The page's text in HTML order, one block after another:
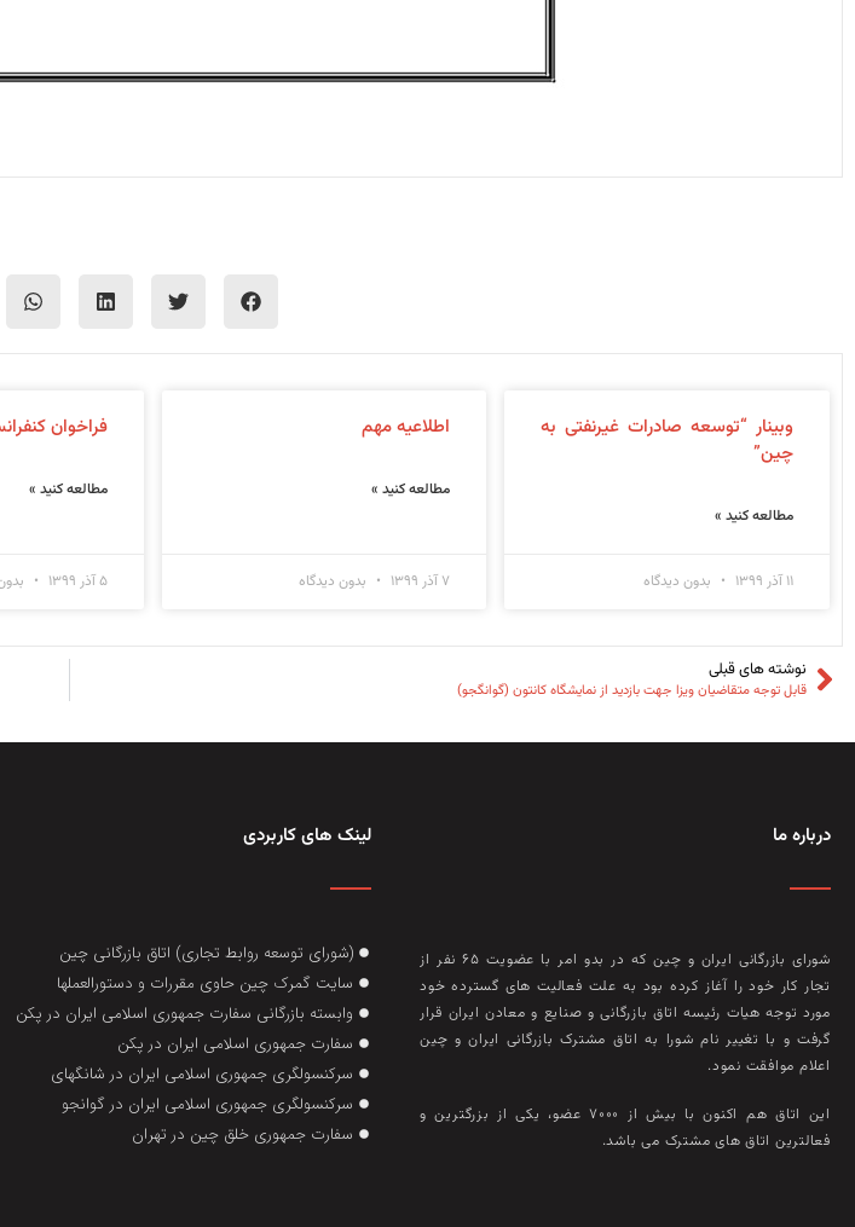
وبینار “توسعه صادرات غیرنفتی به
چین”
مطالعه کنید »
۱۱ آذر ۱۳۹۹ بدون دیدگاه
اطلاعیه مهم
مطالعه کنید »
۷ آذر ۱۳۹۹ بدون دیدگاه
فراخوان
مطالعه کنید »
۵ آذر ۱۳۹۹
نوشته های قبلی
قابل توجه متقاضیان ویزا جهت بازدید از نمایشگاه کانتون (گوانگجو)
درباره ما
شورای بازرگانی ایران و چین که در بدو امر با عضويت ۶۵ نفر از
تجار کار خود را آغاز کرده بود به علت فعاليت‌ های گسترده خود
مورد توجه هيات رئيسه اتاق بازرگانی و صنايع و معادن ايران قرار
گرفت و با تغيير نام شورا به اتاق مشترک بازرگانی ايران و چين
اعلام موافقت نمود.
این اتاق هم‌ اکنون با بيش از ۷۰۰۰ عضو، يکی از بزرگترين و
فعالترين اتاق‌ های مشترک می باشد.
لینک های کاربردی
(شورای توسعه روابط تجاری) اتاق بازرگانی چین
سایت گمرک چین حاوی مقررات و دستورالعملها
وابسته بازرگانی سفارت جمهوری اسلامی ایران در پکن
سفارت جمهوری اسلامی ایران در پکن
سرکنسولگری جمهوری اسلامی ایران در شانگهای
سرکنسولگری جمهوری اسلامی ایران در گوانجو
سفارت جمهوری خلق چین در تهران